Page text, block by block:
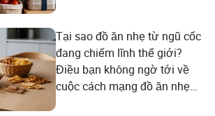
Tại sao đồ ăn nhẹ từ ngũ cốc
đang chiếm lĩnh thế giới?
Điều bạn không ngờ tới về
cuộc cách mạng đồ ăn nhẹ